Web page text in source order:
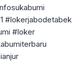
#lokerjabodetabek
#loker